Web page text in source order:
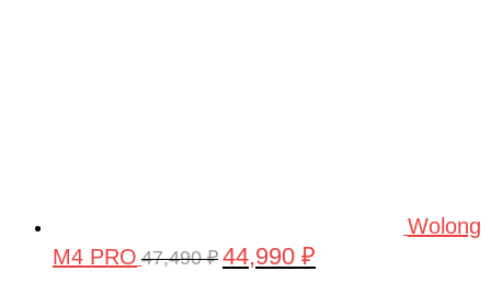
Wolong
M4 PRO 47,490₽ Первоначальная
44,990 ₽